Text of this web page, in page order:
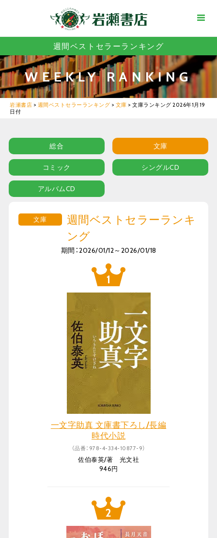
週間ベストセラーランキング
WEEKLY RANKING
岩瀬書店 > 週間ベストセラーランキング > 文庫 > 文庫ランキング 2026年1月19
日付
総合 文庫
コミック シングルCD
アルバムCD
文庫
週間ベストセラーランキ
ング
期間：2026/01/12～2026/01/18
一文字助真 文庫書下ろし/長編
時代小説
（品番：978-4-334-10877-9）
佐伯泰英/著 光文社
946円